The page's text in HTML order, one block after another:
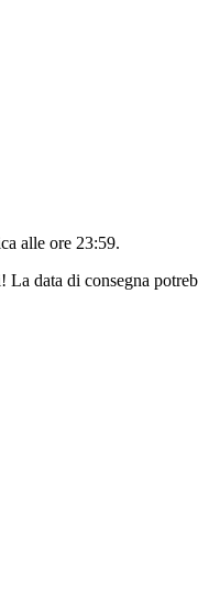
alle ore 23:59.
data di consegna